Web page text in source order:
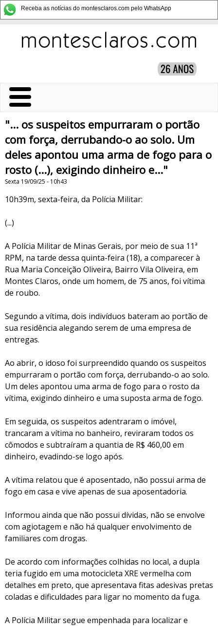
Receba as notícias do montesclaros.com pelo WhatsApp
"... os suspeitos empurraram o portão
com força, derrubando-o ao solo. Um
deles apontou uma arma de fogo para o
rosto (...), exigindo dinheiro e..."
Sexta 19/09/25 - 10h43
10h39m, sexta-feira, da Polícia Militar:
(...)
A Polícia Militar de Minas Gerais, por meio de sua 11ª
RPM, na tarde dessa quinta-feira (18), a comparecer à
Rua Maria Conceição Oliveira, Bairro Vila Oliveira, em
Montes Claros, onde um homem, de 75 anos, foi vítima
de roubo.
Segundo a vítima, dois indivíduos bateram ao portão de
sua residência alegando serem de uma empresa de
entregas.
Ao abrir, o idoso foi surpreendido quando os suspeitos
empurraram o portão com força, derrubando-o ao solo.
Um deles apontou uma arma de fogo para o rosto da
vítima, exigindo dinheiro e uma suposta arma de fogo.
Em seguida, os suspeitos adentraram o imóvel,
trancaram a vítima no banheiro, reviraram todos os
cômodos e subtraíram a quantia de R$ 460,00 em
dinheiro, evadindo-se logo após.
A vítima relatou que é aposentado, não possui arma de
fogo em casa e vive apenas de sua aposentadoria.
Informou ainda que não possui dívidas, não se envolve
com agiotagem e não há qualquer envolvimento de
familiares com drogas.
De acordo com informações colhidas no local, a dupla
teria fugido em uma motocicleta XRE vermelha com
detalhes em preto, que apresentava fitas adesivas pretas
coladas e dificuldades para ligar no momento da fuga.
A Polícia Militar segue empenhada para localizar e